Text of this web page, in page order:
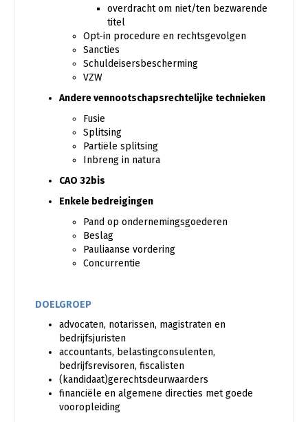
overdracht om niet/ten bezwarende
titel
Opt-in procedure en rechtsgevolgen
Sancties
Schuldeisersbescherming
VZW
Andere vennootschapsrechtelijke technieken
Fusie
Splitsing
Partiële splitsing
Inbreng in natura
CAO 32bis
Enkele bedreigingen
Pand op ondernemingsgoederen
Beslag
Pauliaanse vordering
Concurrentie
DOELGROEP
advocaten, notarissen, magistraten en
bedrijfsjuristen
accountants, belastingconsulenten,
bedrijfsrevisoren, fiscalisten
(kandidaat)gerechtsdeurwaarders
financiële en algemene directies met goede
vooropleiding